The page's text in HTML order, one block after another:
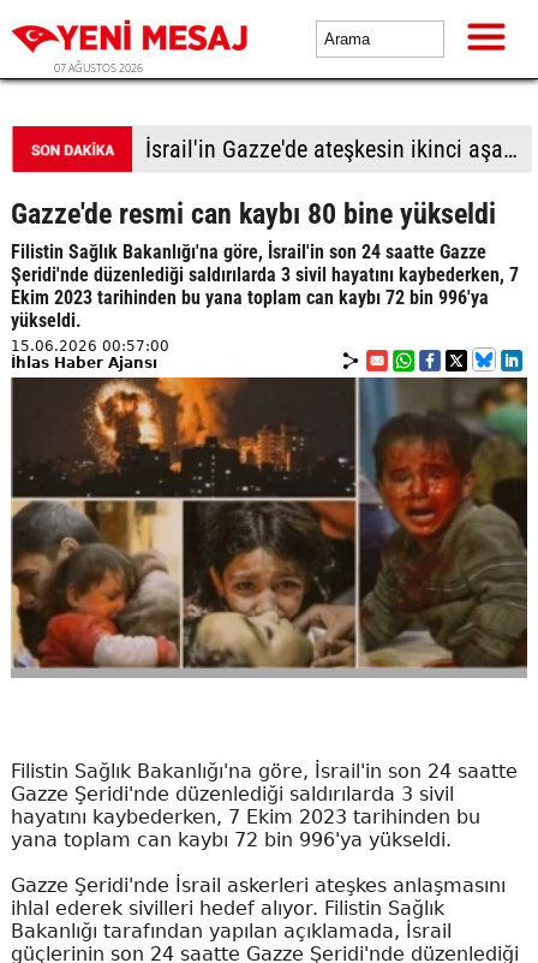
07 AĞUSTOS 2026
İsrail'in Gazze'de ateşkesin ikinci aşamasının uygulanmasına ilişkin yeni yol haritasını reddettiği bildirildi
Gazze'de resmi can kaybı 80 bine yükseldi
Filistin Sağlık Bakanlığı'na göre, İsrail'in son 24 saatte Gazze
Şeridi'nde düzenlediği saldırılarda 3 sivil hayatını kaybederken, 7
Ekim 2023 tarihinden bu yana toplam can kaybı 72 bin 996'ya
yükseldi.
15.06.2026 00:57:00
İhlas Haber Ajansı
Filistin Sağlık Bakanlığı'na göre, İsrail'in son 24 saatte
Gazze Şeridi'nde düzenlediği saldırılarda 3 sivil
hayatını kaybederken, 7 Ekim 2023 tarihinden bu
yana toplam can kaybı 72 bin 996'ya yükseldi.
Gazze Şeridi'nde İsrail askerleri ateşkes anlaşmasını
ihlal ederek sivilleri hedef alıyor. Filistin Sağlık
Bakanlığı tarafından yapılan açıklamada, İsrail
güçlerinin son 24 saatte Gazze Şeridi'nde düzenlediği